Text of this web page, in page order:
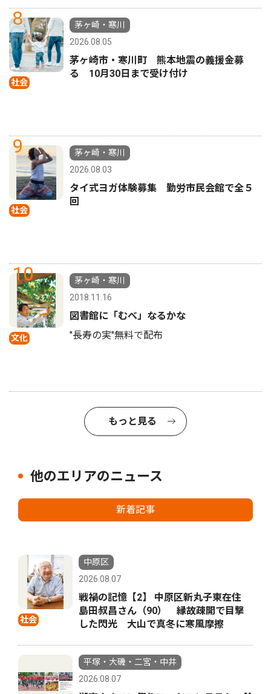
8
社会
茅ヶ崎・寒川
2026.08.05
茅ヶ崎市・寒川町 熊本地震の義援金募
る 10月30日まで受け付け
9
社会
茅ヶ崎・寒川
2026.08.03
タイ式ヨガ体験募集 勤労市民会館で全５
回
10
文化
茅ヶ崎・寒川
2018.11.16
図書館に「むべ」なるかな
"長寿の実"無料で配布
もっと見る
他のエリアのニュース
新着記事
社会
中原区
2026.08.07
戦禍の記憶【2】 中原区新丸子東在住
島田叔昌さん（90） 縁故疎開で目撃
した閃光 大山で真冬に寒風摩擦
平塚・大磯・二宮・中井
2026.08.07